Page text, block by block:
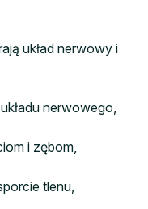
układ nerwowy i
nerwowego,
i zębom,
tlenu,